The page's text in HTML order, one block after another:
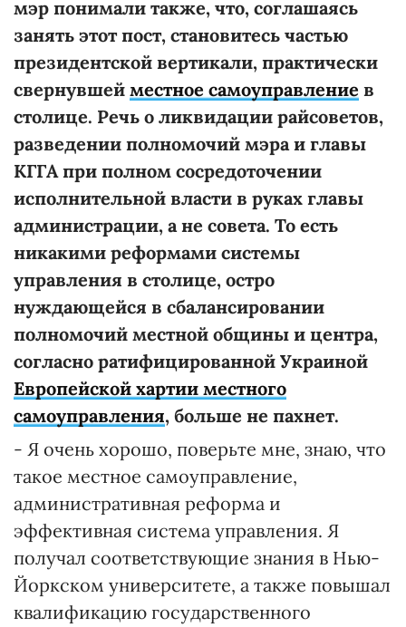
мэр понимали также, что, соглашаясь
занять этот пост, становитесь частью
президентской вертикали, практически
свернувшей местное самоуправление в
столице. Речь о ликвидации райсоветов,
разведении полномочий мэра и главы
КГГА при полном сосредоточении
исполнительной власти в руках главы
администрации, а не совета. То есть
никакими реформами системы
управления в столице, остро
нуждающейся в сбалансировании
полномочий местной общины и центра,
согласно ратифицированной Украиной
Европейской хартии местного
самоуправления, больше не пахнет.
- Я очень хорошо, поверьте мне, знаю, что
такое местное самоуправление,
административная реформа и
эффективная система управления. Я
получал соответствующие знания в Нью-
Йоркском университете, а также повышал
квалификацию государственного